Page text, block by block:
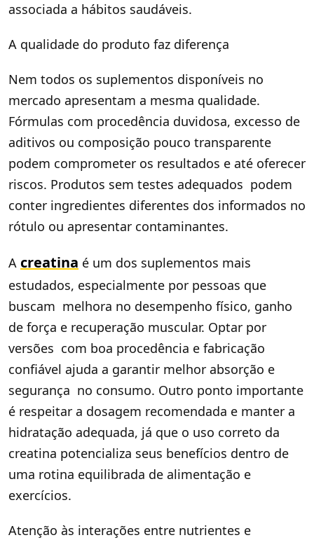
associada a hábitos saudáveis.
A qualidade do produto faz diferença
Nem todos os suplementos disponíveis no
mercado apresentam a mesma qualidade.
Fórmulas com procedência duvidosa, excesso de
aditivos ou composição pouco transparente
podem comprometer os resultados e até oferecer
riscos. Produtos sem testes adequados podem
conter ingredientes diferentes dos informados no
rótulo ou apresentar contaminantes.
A creatina é um dos suplementos mais
estudados, especialmente por pessoas que
buscam melhora no desempenho físico, ganho
de força e recuperação muscular. Optar por
versões com boa procedência e fabricação
confiável ajuda a garantir melhor absorção e
segurança no consumo. Outro ponto importante
é respeitar a dosagem recomendada e manter a
hidratação adequada, já que o uso correto da
creatina potencializa seus benefícios dentro de
uma rotina equilibrada de alimentação e
exercícios.
Atenção às interações entre nutrientes e